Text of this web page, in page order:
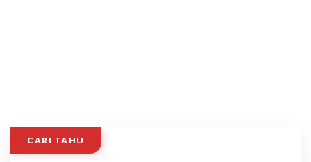
CARI TAHU